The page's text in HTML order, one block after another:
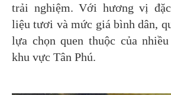
trải nghiệm. Với hương vị
liệu tươi và mức giá bình dân,
lựa chọn quen thuộc của
khu vực Tân Phú.